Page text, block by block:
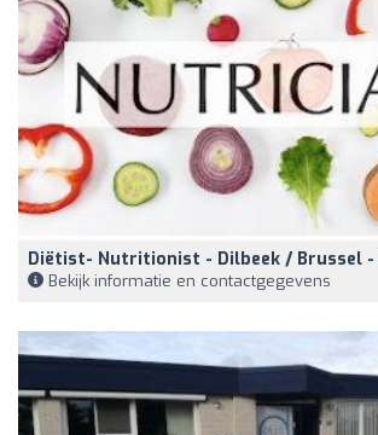
Diëtist- Nutritionist - Dilbeek / Brussel -
Bekijk informatie en contactgegevens